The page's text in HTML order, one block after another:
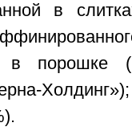
в
порошке